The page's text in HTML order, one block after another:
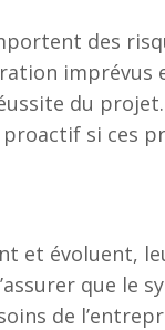
des
imprévus
du
si ces
et évoluent,
que
de